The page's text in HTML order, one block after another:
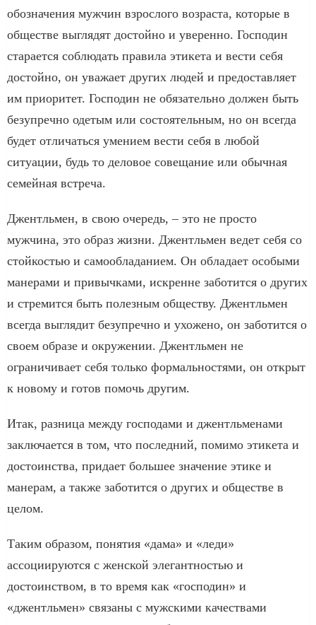
обозначения мужчин взрослого возраста, которые в
обществе выглядят достойно и уверенно. Господин
старается соблюдать правила этикета и вести себя
достойно, он уважает других людей и предоставляет
им приоритет. Господин не обязательно должен быть
безупречно одетым или состоятельным, но он всегда
будет отличаться умением вести себя в любой
ситуации, будь то деловое совещание или обычная
семейная встреча.
Джентльмен, в свою очередь, – это не просто
мужчина, это образ жизни. Джентльмен ведет себя со
стойкостью и самообладанием. Он обладает особыми
манерами и привычками, искренне заботится о других
и стремится быть полезным обществу. Джентльмен
всегда выглядит безупречно и ухожено, он заботится о
своем образе и окружении. Джентльмен не
ограничивает себя только формальностями, он открыт
к новому и готов помочь другим.
Итак, разница между господами и джентльменами
заключается в том, что последний, помимо этикета и
достоинства, придает большее значение этике и
манерам, а также заботится о других и обществе в
целом.
Таким образом, понятия «дама» и «леди»
ассоциируются с женской элегантностью и
достоинством, в то время как «господин» и
«джентльмен» связаны с мужскими качествами